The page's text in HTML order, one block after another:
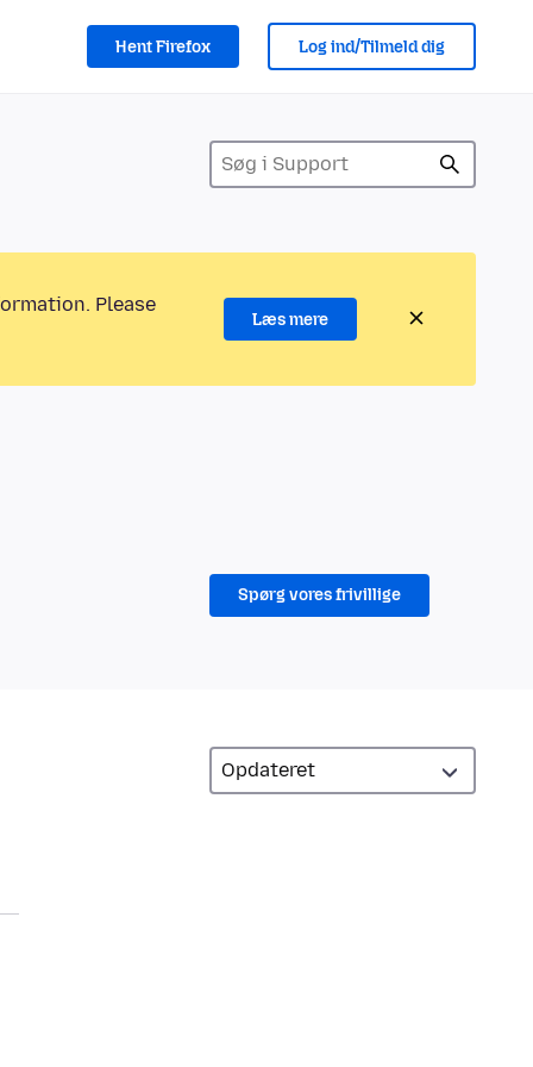
Hent Firefox Log ind/Tilmeld dig
Please
Læs mere
Spørg vores frivillige